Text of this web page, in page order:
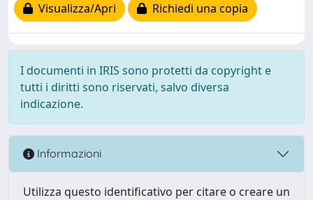
Visualizza/Apri
Richiedi una copia
I documenti in IRIS sono protetti da copyright e
tutti i diritti sono riservati, salvo diversa
indicazione.
Informazioni
Utilizza questo identificativo per citare o creare un